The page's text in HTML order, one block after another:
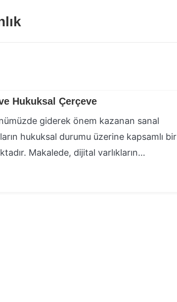
Hukuksal Çerçeve
giderek önem kazanan sanal
hukuksal durumu üzerine kapsamlı bir
Makalede, dijital varlıkların…